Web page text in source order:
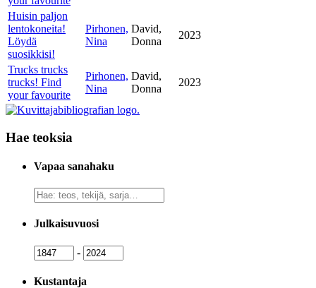
Huisin paljon
lentokoneita!
Löydä
suosikkisi!
Pirhonen,
Nina
David,
Donna
2023
Trucks trucks
trucks! Find
your favourite
Pirhonen,
Nina
David,
Donna
2023
Hae teoksia
Vapaa sanahaku
Vapaa
sanahaku
Julkaisuvuosi
Julkaisuvuosi
- Julkaisuvuosi
Kustantaja